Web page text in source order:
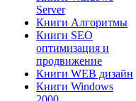
Server
Книги Алгоритмы
Книги SEO
оптимизация и
продвижение
Книги WEB дизайн
Книги Windows